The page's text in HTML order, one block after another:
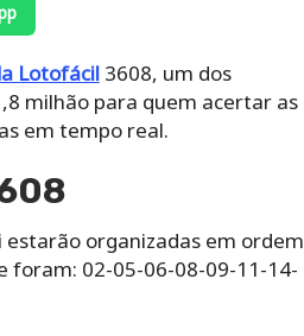
Lotofácil3608, um dos
milhão para quem acertar as
em tempo real.
organizadas em ordem
foram: 02-05-06-08-09-11-14-